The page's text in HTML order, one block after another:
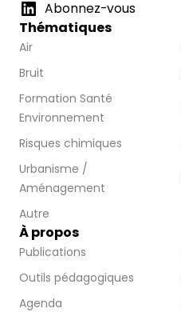
Abonnez-vous
Thématiques
Air
Bruit
Formation Santé
Environnement
Risques chimiques
Urbanisme /
Aménagement
Autre
À propos
Publications
Outils pédagogiques
Agenda